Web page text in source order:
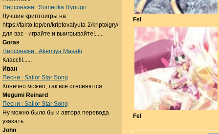
Fel
Fel
Персонажи : Someoka Ryuugo
Лучшие криптоигры на
https://fakto.top/en/kriptovalyuta-2/kriptoigry/
для вас - играйте и выигрывайте!......
Goras
Персонажи : Akemiya Masaki
Класс!!!......
Иван
Песни : Sailor Star Song
Конечно можно, так все стесняются.......
Megumi Reinard
Песни : Sailor Star Song
Ну можно было бы и автора перевода
указать.........
John